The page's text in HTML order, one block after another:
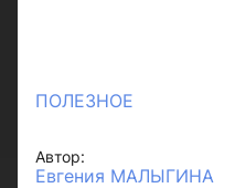
ПОЛЕЗНОЕ
Автор:
Евгения МАЛЫГИНА